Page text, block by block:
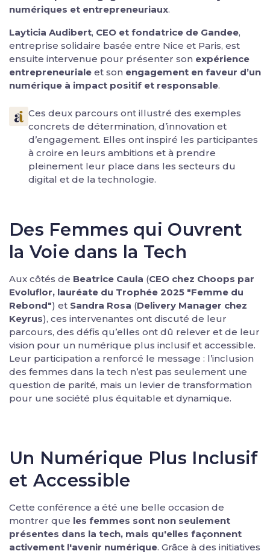
numériques et entrepreneuriaux.
Layticia Audibert, CEO et fondatrice de Gandee,
entreprise solidaire basée entre Nice et Paris, est
ensuite intervenue pour présenter son expérience
entrepreneuriale et son engagement en faveur d’un
numérique à impact positif et responsable.
Ces deux parcours ont illustré des exemples
concrets de détermination, d’innovation et
d’engagement. Elles ont inspiré les participantes
à croire en leurs ambitions et à prendre
pleinement leur place dans les secteurs du
digital et de la technologie.
Des Femmes qui Ouvrent
la Voie dans la Tech
Aux côtés de Beatrice Caula (CEO chez Choops par
Evoluflor, lauréate du Trophée 2025 "Femme du
Rebond") et Sandra Rosa (Delivery Manager chez
Keyrus), ces intervenantes ont discuté de leur
parcours, des défis qu’elles ont dû relever et de leur
vision pour un numérique plus inclusif et accessible.
Leur participation a renforcé le message : l’inclusion
des femmes dans la tech n’est pas seulement une
question de parité, mais un levier de transformation
pour une société plus équitable et dynamique.
Un Numérique Plus Inclusif
et Accessible
Cette conférence a été une belle occasion de
montrer que les femmes sont non seulement
présentes dans la tech, mais qu'elles façonnent
activement l'avenir numérique. Grâce à des initiatives